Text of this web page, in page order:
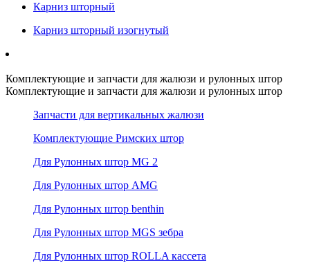
Карниз шторный
Карниз шторный изогнутый
Комплектующие и запчасти для жалюзи и рулонных штор
Комплектующие и запчасти для жалюзи и рулонных штор
Запчасти для вертикальных жалюзи
Комплектующие Римских штор
Для Рулонных штор MG 2
Для Рулонных штор AMG
Для Рулонных штор benthin
Для Рулонных штор MGS зебра
Для Рулонных штор ROLLA кассета